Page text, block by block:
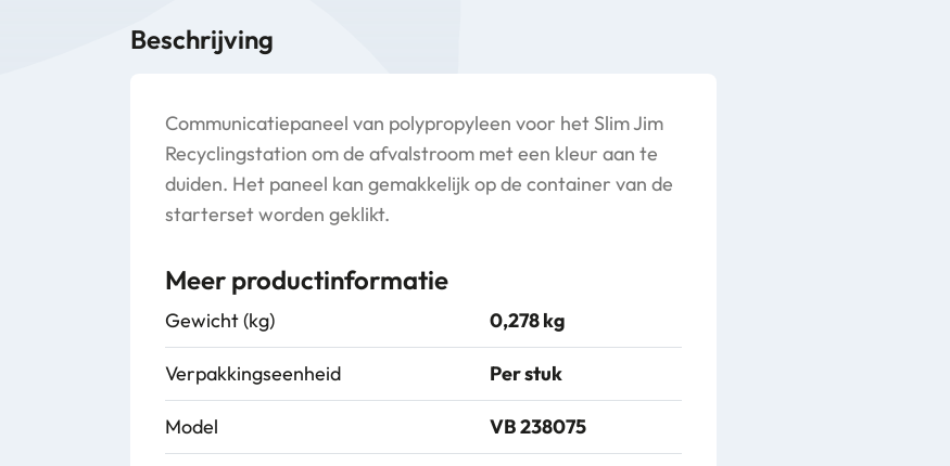
Beschrijving
Communicatiepaneel van polypropyleen voor het Slim Jim
Recyclingstation om de afvalstroom met een kleur aan te
duiden. Het paneel kan gemakkelijk op de container van de
starterset worden geklikt.
Meer productinformatie
Gewicht (kg) 0,278 kg
Verpakkingseenheid Per stuk
Model VB 238075